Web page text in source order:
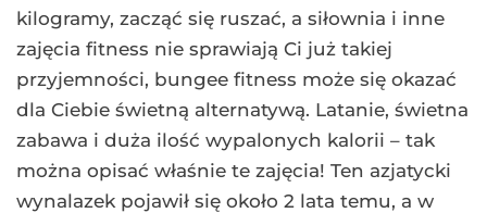
kilogramy, zacząć się ruszać, a siłownia i inne
zajęcia fitness nie sprawiają Ci już takiej
przyjemności, bungee fitness może się okazać
dla Ciebie świetną alternatywą. Latanie, świetna
zabawa i duża ilość wypalonych kalorii – tak
można opisać właśnie te zajęcia! Ten azjatycki
wynalazek pojawił się około 2 lata temu, a w